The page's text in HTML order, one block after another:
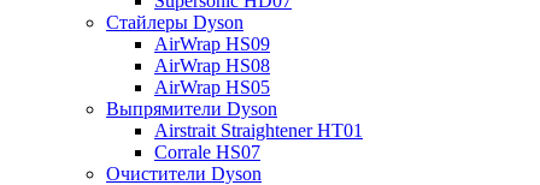
Стайлеры Dyson
AirWrap HS09
AirWrap HS08
AirWrap HS05
Выпрямители Dyson
Airstrait Straightener HT01
Corrale HS07
Очистители Dyson